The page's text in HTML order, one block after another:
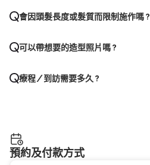
會因頭髮長度或髮質而限制施作嗎？
可以帶想要的造型照片嗎？
療程／到訪需要多久？
預約及付款方式